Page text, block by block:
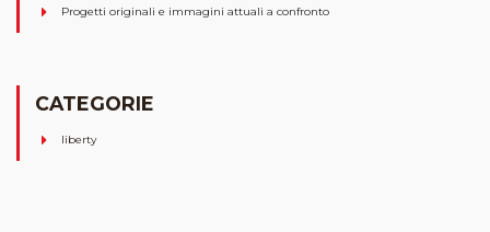
Progetti originali e immagini attuali a confronto
CATEGORIE
liberty